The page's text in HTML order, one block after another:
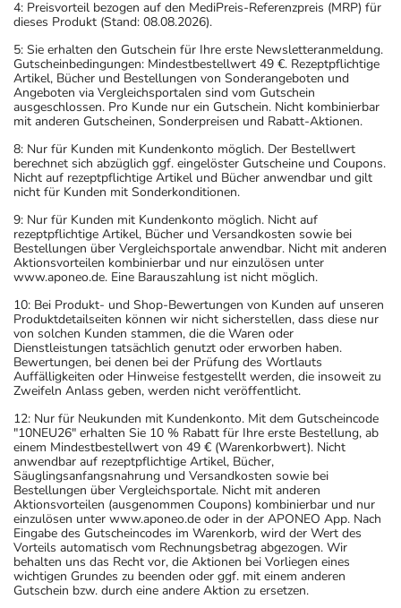
4: Preisvorteil bezogen auf den MediPreis-Referenzpreis (MRP) für
dieses Produkt (Stand: 08.08.2026).
5: Sie erhalten den Gutschein für Ihre erste Newsletteranmeldung.
Gutscheinbedingungen: Mindestbestellwert 49 €. Rezeptpflichtige
Artikel, Bücher und Bestellungen von Sonderangeboten und
Angeboten via Vergleichsportalen sind vom Gutschein
ausgeschlossen. Pro Kunde nur ein Gutschein. Nicht kombinierbar
mit anderen Gutscheinen, Sonderpreisen und Rabatt-Aktionen.
8: Nur für Kunden mit Kundenkonto möglich. Der Bestellwert
berechnet sich abzüglich ggf. eingelöster Gutscheine und Coupons.
Nicht auf rezeptpflichtige Artikel und Bücher anwendbar und gilt
nicht für Kunden mit Sonderkonditionen.
9: Nur für Kunden mit Kundenkonto möglich. Nicht auf
rezeptpflichtige Artikel, Bücher und Versandkosten sowie bei
Bestellungen über Vergleichsportale anwendbar. Nicht mit anderen
Aktionsvorteilen kombinierbar und nur einzulösen unter
www.aponeo.de. Eine Barauszahlung ist nicht möglich.
10: Bei Produkt- und Shop-Bewertungen von Kunden auf unseren
Produktdetailseiten können wir nicht sicherstellen, dass diese nur
von solchen Kunden stammen, die die Waren oder
Dienstleistungen tatsächlich genutzt oder erworben haben.
Bewertungen, bei denen bei der Prüfung des Wortlauts
Auffälligkeiten oder Hinweise festgestellt werden, die insoweit zu
Zweifeln Anlass geben, werden nicht veröffentlicht.
12: Nur für Neukunden mit Kundenkonto. Mit dem Gutscheincode
"10NEU26" erhalten Sie 10 % Rabatt für Ihre erste Bestellung, ab
einem Mindestbestellwert von 49 € (Warenkorbwert). Nicht
anwendbar auf rezeptpflichtige Artikel, Bücher,
Säuglingsanfangsnahrung und Versandkosten sowie bei
Bestellungen über Vergleichsportale. Nicht mit anderen
Aktionsvorteilen (ausgenommen Coupons) kombinierbar und nur
einzulösen unter www.aponeo.de oder in der APONEO App. Nach
Eingabe des Gutscheincodes im Warenkorb, wird der Wert des
Vorteils automatisch vom Rechnungsbetrag abgezogen. Wir
behalten uns das Recht vor, die Aktionen bei Vorliegen eines
wichtigen Grundes zu beenden oder ggf. mit einem anderen
Gutschein bzw. durch eine andere Aktion zu ersetzen.